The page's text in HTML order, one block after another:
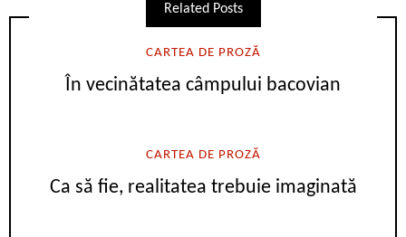
Related Posts
CARTEA DE PROZĂ
În vecinătatea câmpului bacovian
CARTEA DE PROZĂ
Ca să fie, realitatea trebuie imaginată